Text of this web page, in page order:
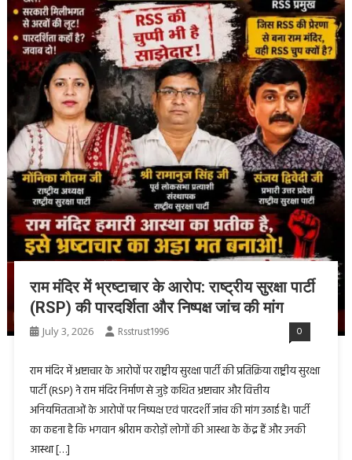
राम मंदिर में भ्रष्टाचार के आरोप: राष्ट्रीय सुरक्षा पार्टी
(RSP) की पारदर्शिता और निष्पक्ष जांच की मांग
July 3, 2026 Rsstrust1996 0
राम मंदिर में भ्रष्टाचार के आरोपों पर राष्ट्रीय सुरक्षा पार्टी की प्रतिक्रिया राष्ट्रीय सुरक्षा
पार्टी (RSP) ने राम मंदिर निर्माण से जुड़े कथित भ्रष्टाचार और वित्तीय
अनियमितताओं के आरोपों पर निष्पक्ष एवं पारदर्शी जांच की मांग उठाई है। पार्टी
का कहना है कि भगवान श्रीराम करोड़ों लोगों की आस्था के केंद्र हैं और उनकी
आस्था […]